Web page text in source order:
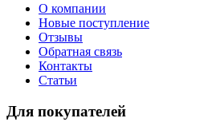
О компании
Новые поступление
Отзывы
Обратная связь
Контакты
Статьи
Для покупателей